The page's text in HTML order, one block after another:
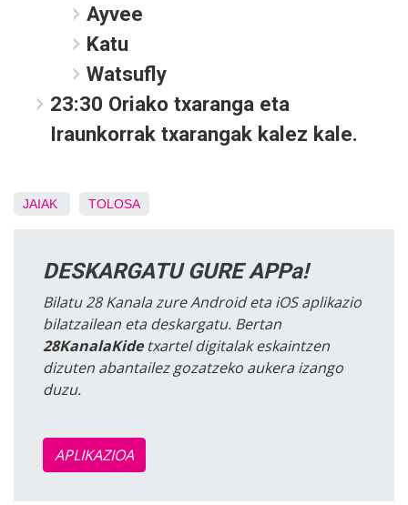
Ayvee
Katu
Watsufly
23:30 Oriako txaranga eta
Iraunkorrak txarangak kalez kale.
JAIAK TOLOSA
DESKARGATU GURE APPa!
Bilatu 28 Kanala zure Android eta iOS aplikazio
bilatzailean eta deskargatu. Bertan
28KanalaKidetxartel digitalak eskaintzen
dizuten abantailez gozatzeko aukera izango
duzu.
APLIKAZIOA